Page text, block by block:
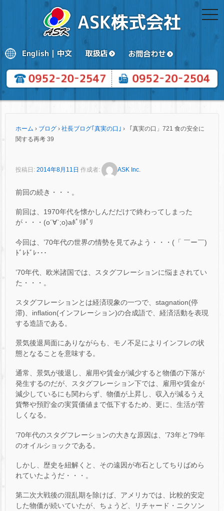
ホーム › ブログ › 社長ブログ｢真実の口｣ ›
「真実の口」721 食の安全に
関する再考 39
投稿日: 2014年8月11日 作成者: ASK Inc.
前回の続き・・・。
前回は、1970年代を懐かしんだだけで終わってしまった
が・・・(o´∀`;o)aﾎﾟﾘﾎﾟﾘ
今回は、’70年代の世界の情勢を見てみよう・・・(「 ￣ー￣)
ﾄﾞﾚﾄﾞﾚ･･･
’70年代、欧米諸国では、スタグフレーションに悩まされてい
た・・・。
スタグフレーションとは経済現象の一つで、stagnation(停
滞)、inflation(インフレーション)の合成語で、経済活動を表現
する造語である。
景気後退局面にありながらも、モノ不足によりインフレの状
態となることを意味する。
通常、景気が後退し、雇用や賃金が減少すると物価の下落が
発生するのだが、スタグフレーション下では、雇用や賃金が
減少しているにも関わらず、物価が上昇し、収入が減るうえ
貨幣や預貯金の実質価値まで低下するため、更に、生活が苦
しくなる。
’70年代のスタグフレーションの大きな原因は、’73年と’79年
のオイルショックである。
しかし、歴史を紐解くと、その遠因が布石としてちりばめら
れていたようだ・・・。
第二次大戦後の混乱期を除けば、アメリカでは、比較的安定
した物価が続いていたが、ちょうど、リチャード・ニクソン